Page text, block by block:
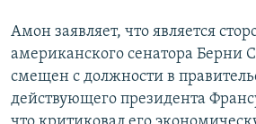
Амон заявляет, что является
американского сенатора Берни
смещен с должности в
действующего президента